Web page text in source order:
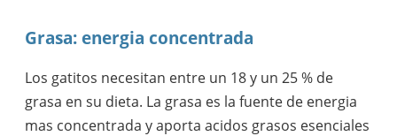
Grasa: energia concentrada
Los gatitos necesitan entre un 18 y un 25 % de
grasa en su dieta. La grasa es la fuente de energia
mas concentrada y aporta acidos grasos esenciales